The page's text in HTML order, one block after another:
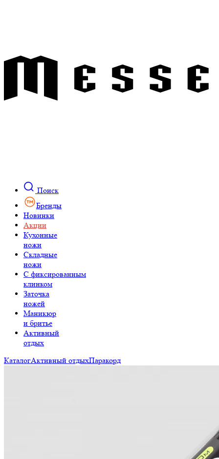
Поиск
Бренды
Новинки
Акции
Кухонные
ножи
Складные
ножи
C фиксированным
клинком
Заточка
ножей
Маникюр
и бритье
Активный
отдых
КаталогАктивный отдыхПаракорд